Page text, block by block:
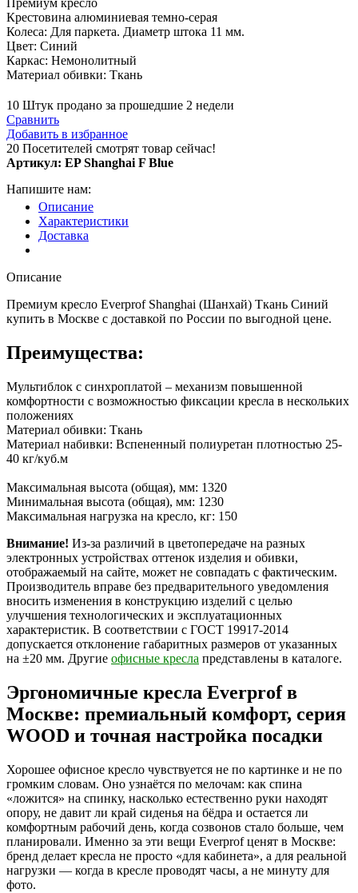
Премиум кресло
Крестовина алюминиевая темно-серая
Колеса: Для паркета. Диаметр штока 11 мм.
Цвет: Синий
Каркас: Немонолитный
Материал обивки: Ткань
10 Штук продано за прошедшие 2 недели
Сравнить
Добавить в избранное
20 Посетителей смотрят товар сейчас!
Артикул: EP Shanghai F Blue
Напишите нам:
Описание
Характеристики
Доставка
Описание
Премиум кресло Everprof Shanghai (Шанхай) Ткань Синий
купить в Москве с доставкой по России по выгодной цене.
Преимущества:
Мультиблок с синхроплатой – механизм повышенной
комфортности с возможностью фиксации кресла в нескольких
положениях
Материал обивки: Ткань
Материал набивки: Вспененный полиуретан плотностью 25-
40 кг/куб.м
Максимальная высота (общая), мм: 1320
Минимальная высота (общая), мм: 1230
Максимальная нагрузка на кресло, кг: 150
Внимание! Из-за различий в цветопередаче на разных
электронных устройствах оттенок изделия и обивки,
отображаемый на сайте, может не совпадать с фактическим.
Производитель вправе без предварительного уведомления
вносить изменения в конструкцию изделий с целью
улучшения технологических и эксплуатационных
характеристик. В соответствии с ГОСТ 19917-2014
допускается отклонение габаритных размеров от указанных
на ±20 мм. Другие офисные кресла представлены в каталоге.
Эргономичные кресла Everprof в
Москве: премиальный комфорт, серия
WOOD и точная настройка посадки
Хорошее офисное кресло чувствуется не по картинке и не по
громким словам. Оно узнаётся по мелочам: как спина
«ложится» на спинку, насколько естественно руки находят
опору, не давит ли край сиденья на бёдра и остается ли
комфортным рабочий день, когда созвонов стало больше, чем
планировали. Именно за эти вещи Everprof ценят в Москве:
бренд делает кресла не просто «для кабинета», а для реальной
нагрузки — когда в кресле проводят часы, а не минуту для
фото.